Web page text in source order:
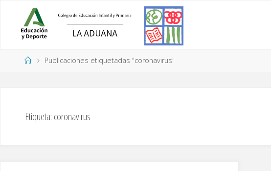
contenido
PáginaPublicaciones etiquetadas "coronavirus"
Etiqueta: coronavirus